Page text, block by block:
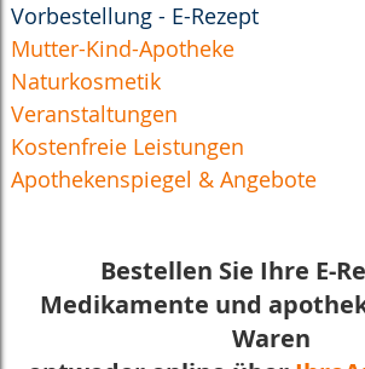
Vorbestellung - E-Rezept
Mutter-Kind-Apotheke
Naturkosmetik
Veranstaltungen
Kostenfreie Leistungen
Apothekenspiegel & Angebote
Bestellen Sie Ihre E-
Medikamente und
Waren